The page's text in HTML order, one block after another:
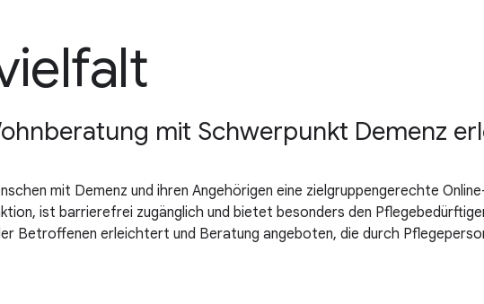
mit Schwerpunkt Demenz
mit Demenz und ihren Angehörigen eine zielgruppengerechte
ist barrierefrei zugänglich und bietet besonders den
Betroffenen erleichtert und Beratung angeboten, die durch